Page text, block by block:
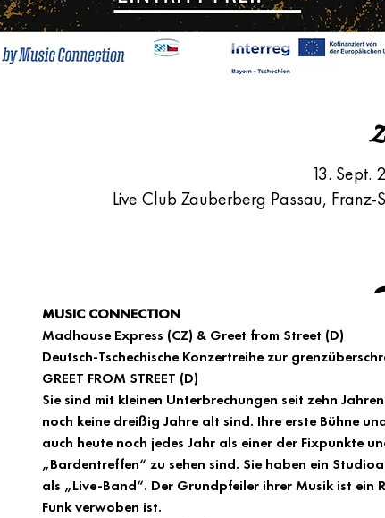
13. Sept.
Live Club Zauberberg Passau,
MUSIC CONNECTION
Madhouse Express (CZ) & Greet from Street (D)
Deutsch-Tschechische Konzertreihe zur
GREET FROM STREET (D)
Sie sind mit kleinen Unterbrechungen seit zehn
noch keine dreißig Jahre alt sind. Ihre erste Bühne
auch heute noch jedes Jahr als einer der Fixpunkte
„Bardentreffen“ zu sehen sind. Sie haben ein
als „Live-Band“. Der Grundpfeiler ihrer Musik ist ein
Funk verwoben ist.